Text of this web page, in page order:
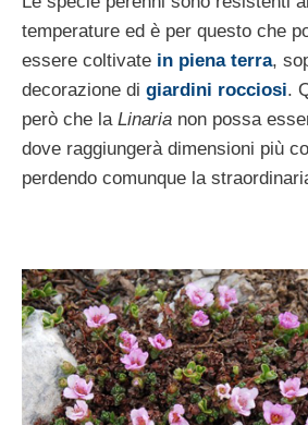
temperature ed è per questo che
essere coltivate in piena terra,
decorazione di giardini rocciosi.
però che la Linaria non possa
dove raggiungerà dimensioni più
perdendo comunque la